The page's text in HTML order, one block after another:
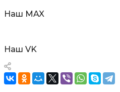
Наш MAX
Наш VK